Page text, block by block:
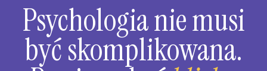
Psychologia nie musi
być skomplikowana.